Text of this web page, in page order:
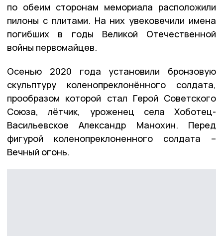
по обеим сторонам мемориала расположили
пилоны с плитами. На них увековечили имена
погибших в годы Великой Отечественной
войны первомайцев.
Осенью 2020 года установили бронзовую
скульптуру коленопреклонённого солдата,
прообразом которой стал Герой Советского
Союза, лётчик, уроженец села Хоботец-
Васильевское Александр Манохин. Перед
фигурой коленопреклоненного солдата –
Вечный огонь.